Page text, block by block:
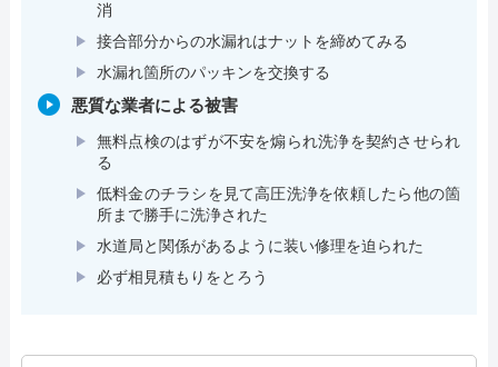
消
接合部分からの水漏れはナットを締めてみる
水漏れ箇所のパッキンを交換する
悪質な業者による被害
無料点検のはずが不安を煽られ洗浄を契約させられ
る
低料金のチラシを見て高圧洗浄を依頼したら他の箇
所まで勝手に洗浄された
水道局と関係があるように装い修理を迫られた
必ず相見積もりをとろう